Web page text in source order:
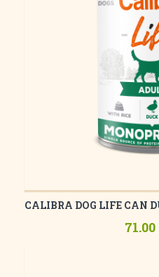
CALIBRA DOG LIFE CAN